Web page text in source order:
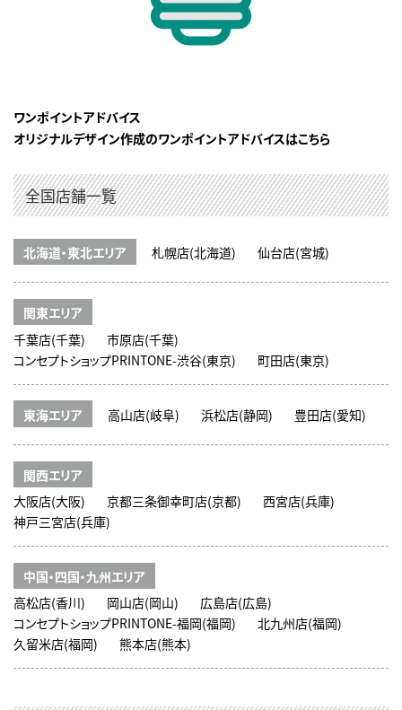
ワンポイントアドバイス
オリジナルデザイン作成のワンポイントアドバイスはこちら
全国店舗一覧
北海道・東北エリア 札幌店(北海道) 仙台店(宮城)
関東エリア
千葉店(千葉)
市原店(千葉)
コンセプトショップPRINTONE-渋谷(東京)
町田店(東京)
東海エリア 高山店(岐阜) 浜松店(静岡) 豊田店(愛知)
関西エリア
大阪店(大阪)
京都三条御幸町店(京都)
西宮店(兵庫)
神戸三宮店(兵庫)
中国・四国・九州エリア
高松店(香川)
岡山店(岡山)
広島店(広島)
コンセプトショップPRINTONE-福岡(福岡)
北九州店(福岡)
久留米店(福岡)
熊本店(熊本)